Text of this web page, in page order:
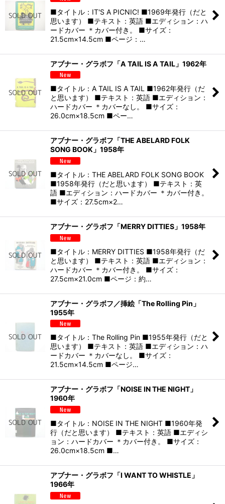
■タイトル：IT'S A PICNIC! ■1969年発行（だと
思います） ■テキスト：英語 ■エディション：ハ
ードカバー ＊カバー付き。 ■サイズ：
21.5cm×14.5cm ■ページ：…
アブナー・グラボフ「A TAIL IS A TAIL」1962年
■タイトル：A TAIL IS A TAIL ■1962年発行（だ
と思います） ■テキスト：英語 ■エディション：
ハードカバー ＊カバーなし。 ■サイズ：
26.0cm×18.5cm ■ペー…
アブナー・グラボフ「THE ABELARD FOLK
SONG BOOK」1958年
■タイトル：THE ABELARD FOLK SONG BOOK
■1958年発行（だと思います） ■テキスト：英
語 ■エディション：ハードカバー ＊カバー付き。
■サイズ：27.5cm×2…
アブナー・グラボフ「MERRY DITTIES」1958年
■タイトル：MERRY DITTIES ■1958年発行（だ
と思います） ■テキスト：英語 ■エディション：
ハードカバー ＊カバー付き。 ■サイズ：
27.5cm×21.0cm ■ページ：約…
アブナー・グラボフ／挿絵「The Rolling Pin」
1955年
■タイトル：The Rolling Pin ■1955年発行（だと
思います） ■テキスト：英語 ■エディション：ハ
ードカバー ＊カバーなし。 ■サイズ：
21.5cm×14.5cm ■ページ…
アブナー・グラボフ「NOISE IN THE NIGHT」
1960年
■タイトル：NOISE IN THE NIGHT ■1960年発
行（だと思います） ■テキスト：英語 ■エディシ
ョン：ハードカバー ＊カバー付き。 ■サイズ：
26.0cm×18.5cm ■…
アブナー・グラボフ「I WANT TO WHISTLE」
1966年